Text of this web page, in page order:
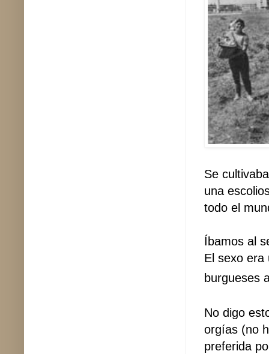
Se
una
todo el
Íbamos al
El sexo era
burgueses
No digo
orgías (no
preferida